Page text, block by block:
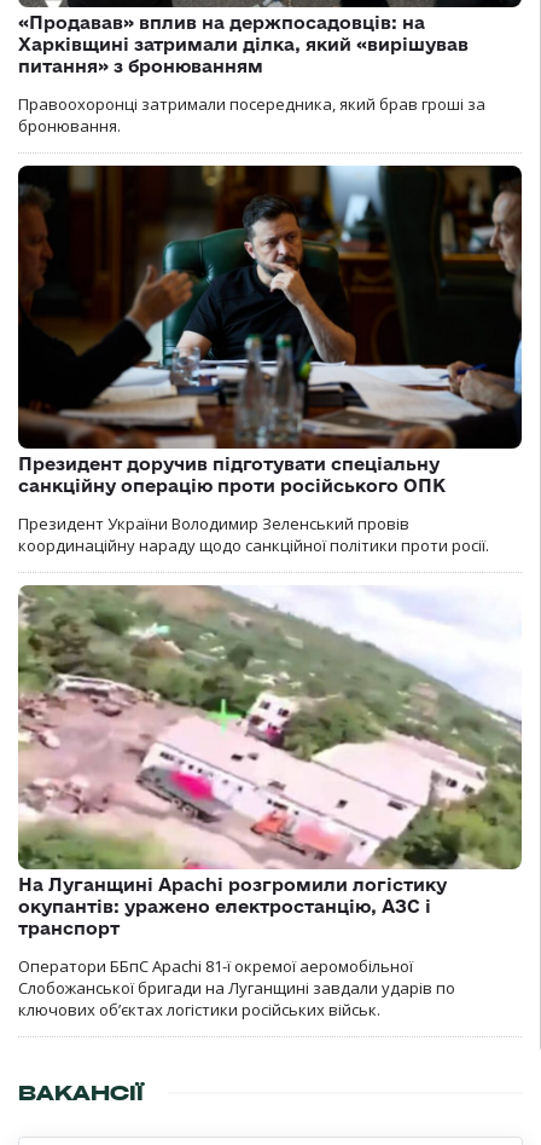
«Продавав» вплив на держпосадовців: на
Харківщині затримали ділка, який «вирішував
питання» з бронюванням
Правоохоронці затримали посередника, який брав гроші за
бронювання.
Президент доручив підготувати спеціальну
санкційну операцію проти російського ОПК
Президент України Володимир Зеленський провів
координаційну нараду щодо санкційної політики проти росії.
На Луганщині Apachi розгромили логістику
окупантів: уражено електростанцію, АЗС і
транспорт
Оператори ББпС Apachi 81-ї окремої аеромобільної
Слобожанської бригади на Луганщині завдали ударів по
ключових об’єктах логістики російських військ.
ВАКАНСІЇ